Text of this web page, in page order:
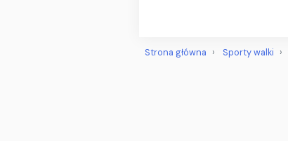
Strona główna Sporty walki